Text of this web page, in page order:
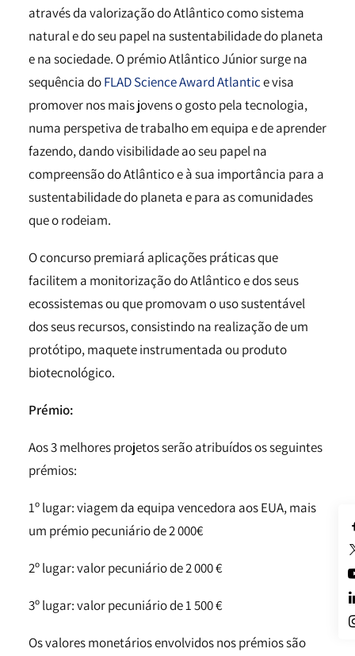
através da valorização do Atlântico como sistema
natural e do seu papel na sustentabilidade do planeta
e na sociedade. O prémio Atlântico Júnior surge na
sequência doFLAD Science Award Atlantice visa
promover nos mais jovens o gosto pela tecnologia,
numa perspetiva de trabalho em equipa e de aprender
fazendo, dando visibilidade ao seu papel na
compreensão do Atlântico e à sua importância para a
sustentabilidade do planeta e para as comunidades
que o rodeiam.
O concurso premiará aplicações práticas que
facilitem a monitorização do Atlântico e dos seus
ecossistemas ou que promovam o uso sustentável
dos seus recursos, consistindo na realização de um
protótipo, maquete instrumentada ou produto
biotecnológico.
Prémio:
Aos 3 melhores projetos serão atribuídos os seguintes
prémios:
1º lugar: viagem da equipa vencedora aos EUA, mais
um prémio pecuniário de 2 000€
2º lugar: valor pecuniário de 2 000 €
3º lugar: valor pecuniário de 1 500 €
Os valores monetários envolvidos nos prémios são